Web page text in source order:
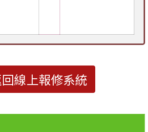
線上報修系統